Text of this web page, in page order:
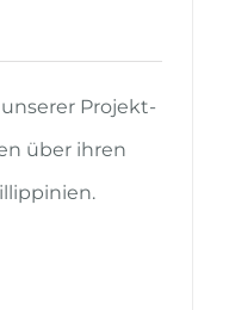
Projekt-
über ihren